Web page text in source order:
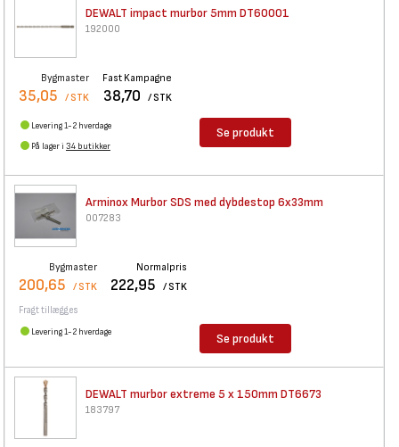
DEWALT impact murbor 5mm DT60001
192000
Bygmaster
35,05 / STK
Fast Kampagne
38,70 / STK
Levering 1-2 hverdage
På lager i 34 butikker
Se produkt
Arminox Murbor SDS med dybdestop 6x33mm
007283
Bygmaster
200,65 / STK
Normalpris
222,95 / STK
Fragt tillægges
Levering 1-2 hverdage Se produkt
DEWALT murbor extreme 5 x150mm DT6673
183797